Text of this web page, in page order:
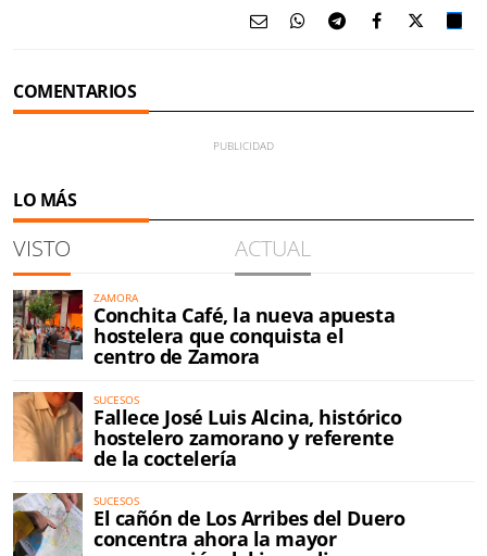
COMENTARIOS
LO MÁS
VISTO ACTUAL
ZAMORA
Conchita Café, la nueva apuesta
hostelera que conquista el
centro de Zamora
SUCESOS
Fallece José Luis Alcina, histórico
hostelero zamorano y referente
de la coctelería
SUCESOS
El cañón de Los Arribes del Duero
concentra ahora la mayor